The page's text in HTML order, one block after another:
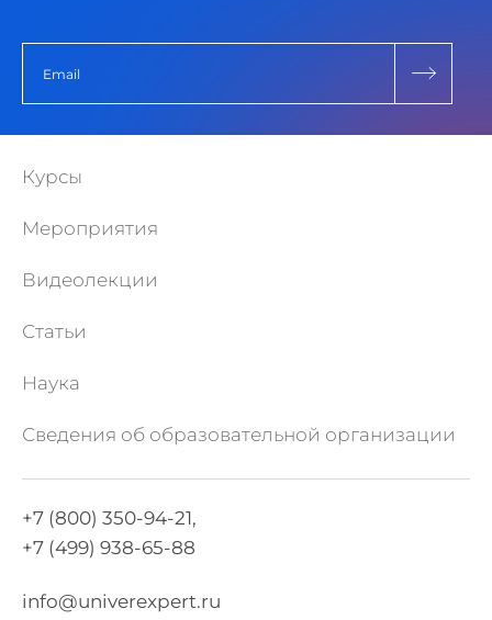
Курсы
Мероприятия
Видеолекции
Статьи
Наука
Сведения об образовательной организации
+7 (800) 350-94-21,
+7 (499) 938-65-88
info@univerexpert.ru